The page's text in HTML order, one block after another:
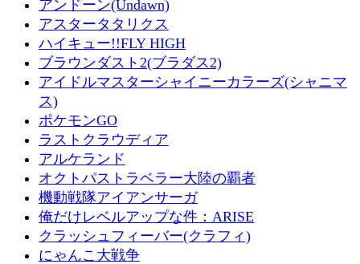
アンドーン(Undawn)
アスタータタリクス
ハイキュー!!FLY HIGH
ブラウンダスト2(ブラダス2)
アイドルマスターシャイニーカラーズ(シャニマ
ス)
ポケモンGO
ラストクラウディア
アルケランド
オクトパストラベラー大陸の覇者
機動戦隊アイアンサーガ
俺だけレベルアップな件：ARISE
クラッシュフィーバー(クラフィ)
にゃんこ大戦争